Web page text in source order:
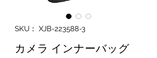
SKU： XJB-223588-3
カメラ インナーバッグ